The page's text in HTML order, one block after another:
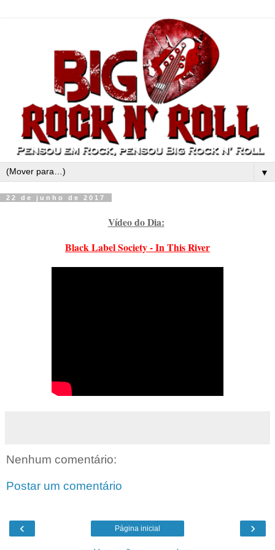
▼
22 de junho de 2017
Vídeo do Dia:
Black Label Society - In This River
Nenhum comentário:
Postar um comentário
‹ ›
Página inicial